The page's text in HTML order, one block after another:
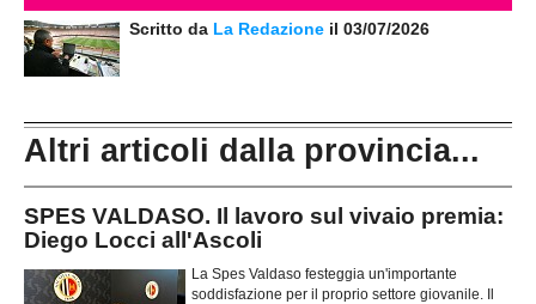
Scritto da La Redazione il 03/07/2026
Altri articoli dalla provincia...
SPES VALDASO. Il lavoro sul vivaio premia:
Diego Locci all'Ascoli
La Spes Valdaso festeggia un'importante
soddisfazione per il proprio settore giovanile. Il